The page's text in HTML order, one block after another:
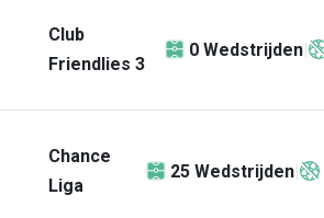
Club
Friendlies 3
0 Wedstrijden
Chance
Liga
25 Wedstrijden